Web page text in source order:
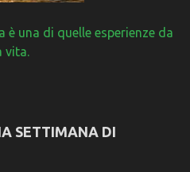
è una di quelle esperienze da
vita.
SETTIMANA DI